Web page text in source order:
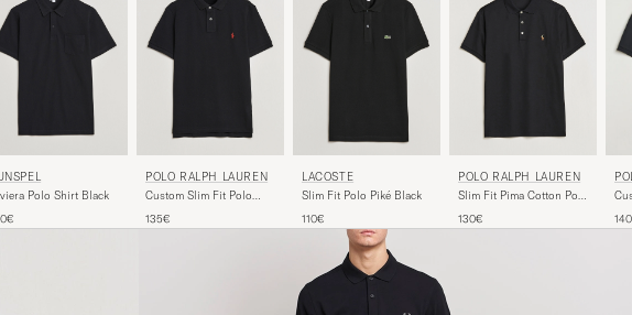
Polo Shirt Black
POLO RALPH LAUREN
Custom Slim Fit Polo
135€
LACOSTE
Slim Fit Polo Piké Black
110€
POLO RALPH LAUREN
Slim Fit Pima Cotton Polo
130€